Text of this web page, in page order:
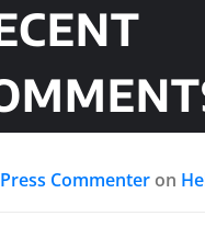
Commenter on